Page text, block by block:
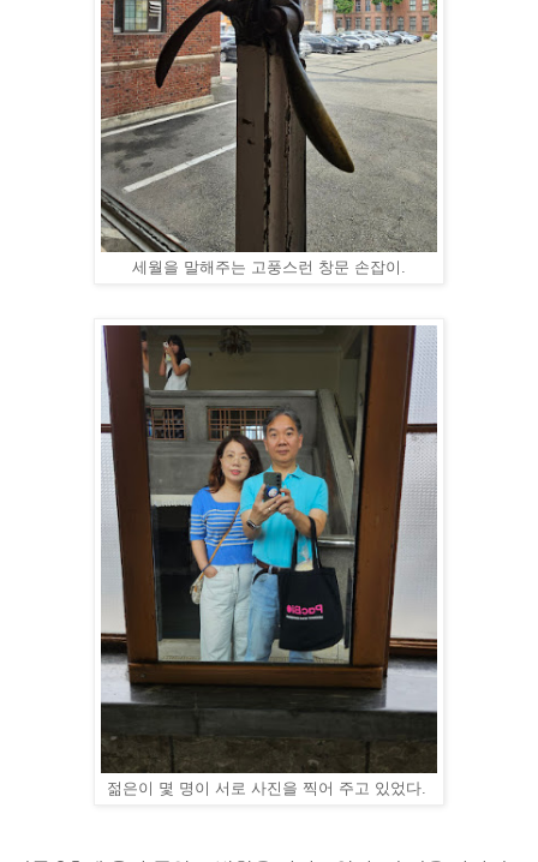
세월을 말해주는 고풍스런 창문 손잡이.
젊은이 몇 명이 서로 사진을 찍어 주고 있었다.